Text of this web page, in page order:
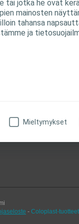
tai jotka he ovat
mainosten
tahansa
ja
Mieltymykset
Tätä minä
- Coloplast-